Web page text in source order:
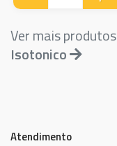
Ver mais
Isotonico
Atendimento